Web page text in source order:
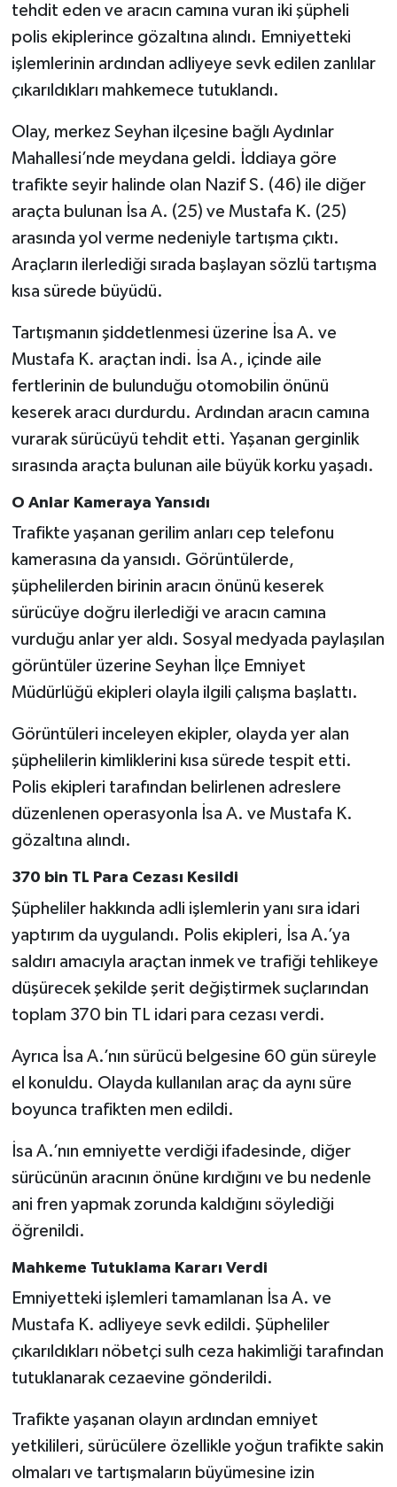
tehdit eden ve aracın camına vuran iki şüpheli
polis ekiplerince gözaltına alındı. Emniyetteki
işlemlerinin ardından adliyeye sevk edilen zanlılar
çıkarıldıkları mahkemece tutuklandı.
Olay, merkez Seyhan ilçesine bağlı Aydınlar
Mahallesi’nde meydana geldi. İddiaya göre
trafikte seyir halinde olan Nazif S. (46) ile diğer
araçta bulunan İsa A. (25) ve Mustafa K. (25)
arasında yol verme nedeniyle tartışma çıktı.
Araçların ilerlediği sırada başlayan sözlü tartışma
kısa sürede büyüdü.
Tartışmanın şiddetlenmesi üzerine İsa A. ve
Mustafa K. araçtan indi. İsa A., içinde aile
fertlerinin de bulunduğu otomobilin önünü
keserek aracı durdurdu. Ardından aracın camına
vurarak sürücüyü tehdit etti. Yaşanan gerginlik
sırasında araçta bulunan aile büyük korku yaşadı.
O Anlar Kameraya Yansıdı
Trafikte yaşanan gerilim anları cep telefonu
kamerasına da yansıdı. Görüntülerde,
şüphelilerden birinin aracın önünü keserek
sürücüye doğru ilerlediği ve aracın camına
vurduğu anlar yer aldı. Sosyal medyada paylaşılan
görüntüler üzerine Seyhan İlçe Emniyet
Müdürlüğü ekipleri olayla ilgili çalışma başlattı.
Görüntüleri inceleyen ekipler, olayda yer alan
şüphelilerin kimliklerini kısa sürede tespit etti.
Polis ekipleri tarafından belirlenen adreslere
düzenlenen operasyonla İsa A. ve Mustafa K.
gözaltına alındı.
370 bin TL Para Cezası Kesildi
Şüpheliler hakkında adli işlemlerin yanı sıra idari
yaptırım da uygulandı. Polis ekipleri, İsa A.’ya
saldırı amacıyla araçtan inmek ve trafiği tehlikeye
düşürecek şekilde şerit değiştirmek suçlarından
toplam 370 bin TL idari para cezası verdi.
Ayrıca İsa A.’nın sürücü belgesine 60 gün süreyle
el konuldu. Olayda kullanılan araç da aynı süre
boyunca trafikten men edildi.
İsa A.’nın emniyette verdiği ifadesinde, diğer
sürücünün aracının önüne kırdığını ve bu nedenle
ani fren yapmak zorunda kaldığını söylediği
öğrenildi.
Mahkeme Tutuklama Kararı Verdi
Emniyetteki işlemleri tamamlanan İsa A. ve
Mustafa K. adliyeye sevk edildi. Şüpheliler
çıkarıldıkları nöbetçi sulh ceza hakimliği tarafından
tutuklanarak cezaevine gönderildi.
Trafikte yaşanan olayın ardından emniyet
yetkilileri, sürücülere özellikle yoğun trafikte sakin
olmaları ve tartışmaların büyümesine izin